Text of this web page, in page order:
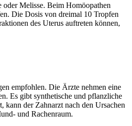
Melisse. Beim Homöopathen
Die Dosis von dreimal 10 Tropfen
des Uterus auftreten können,
empfohlen. Die Ärzte nehmen eine
Es gibt synthetische und pflanzliche
kann der Zahnarzt nach den Ursachen
und Rachenraum.